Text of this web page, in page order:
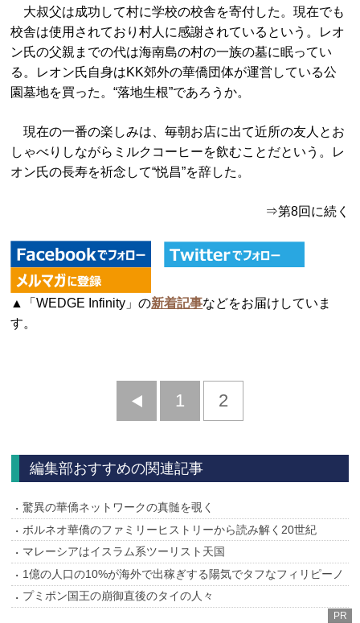
大叔父は成功して村に学校の校舎を寄付した。現在でも
校舎は使用されており村人に感謝されているという。レオ
ン氏の父親までの代は海南島の村の一族の墓に眠ってい
る。レオン氏自身はKK郊外の華僑団体が運営している公
園墓地を買った。“落地生根”であろうか。
現在の一番の楽しみは、毎朝お店に出て近所の友人とお
しゃべりしながらミルクコーヒーを飲むことだという。レ
オン氏の長寿を祈念して“悦昌”を辞した。
⇒第8回に続く
▲「WEDGE Infinity」の新着記事などをお届けしていま
す。
前
1 2
編集部おすすめの関連記事
驚異の華僑ネットワークの真髄を覗く
ボルネオ華僑のファミリーヒストリーから読み解く20世紀
マレーシアはイスラム系ツーリスト天国
1億の人口の10%が海外で出稼ぎする陽気でタフなフィリピーノ
プミポン国王の崩御直後のタイの人々
PR